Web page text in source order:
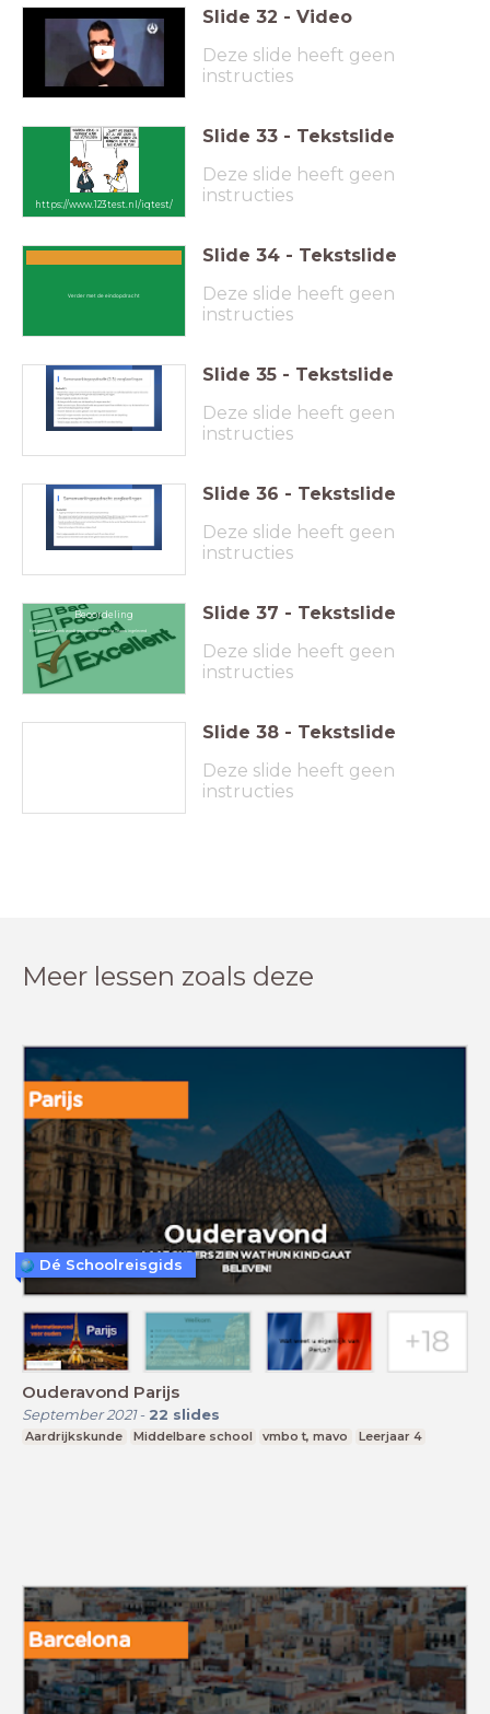
Slide 32 - Video
Deze slide heeft geen
instructies
https://www.123test.nl/iqtest/
Slide 33 - Tekstslide
Deze slide heeft geen
instructies
Verder met de eindopdracht
Slide 34 - Tekstslide
Deze slide heeft geen
instructies
Slide 35 - Tekstslide
Deze slide heeft geen
instructies
Slide 36 - Tekstslide
Deze slide heeft geen
instructies
Beoordeling
Het gemaakte werk wordt gepresenteerd en via Teams ingeleverd
Slide 37 - Tekstslide
Deze slide heeft geen
instructies
Slide 38 - Tekstslide
Deze slide heeft geen
instructies
Meer lessen zoals deze
Ouderavond Parijs
September 2021- 22 slides
Aardrijkskunde Middelbare school vmbo t, mavo Leerjaar 4
Dé Schoolreisgids